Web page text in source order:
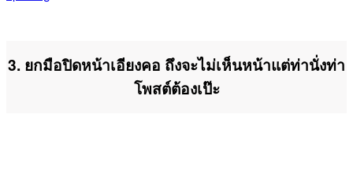
3. ยกมือปิดหน้าเอียงคอ ถึงจะไม่เห็นหน้าแต่ท่านั่งท่า
โพสต์ต้องเป๊ะ